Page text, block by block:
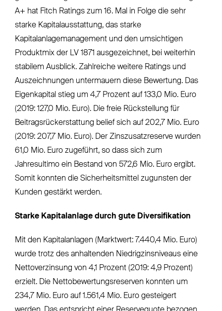
A+ hat Fitch Ratings zum 16. Mal in Folge die sehr
starke Kapitalausstattung, das starke
Kapitalanlagemanagement und den umsichtigen
Produktmix der LV 1871 ausgezeichnet, bei weiterhin
stabilem Ausblick. Zahlreiche weitere Ratings und
Auszeichnungen untermauern diese Bewertung. Das
Eigenkapital stieg um 4,7 Prozent auf 133,0 Mio. Euro
(2019: 127,0 Mio. Euro). Die freie Rückstellung für
Beitragsrückerstattung belief sich auf 202,7 Mio. Euro
(2019: 207,7 Mio. Euro). Der Zinszusatzreserve wurden
61,0 Mio. Euro zugeführt, so dass sich zum
Jahresultimo ein Bestand von 572,6 Mio. Euro ergibt.
Somit konnten die Sicherheitsmittel zugunsten der
Kunden gestärkt werden.
Starke Kapitalanlage durch gute Diversifikation
Mit den Kapitalanlagen (Marktwert: 7.440,4 Mio. Euro)
wurde trotz des anhaltenden Niedrigzinsniveaus eine
Nettoverzinsung von 4,1 Prozent (2019: 4,9 Prozent)
erzielt. Die Nettobewertungsreserven konnten um
234,7 Mio. Euro auf 1.561,4 Mio. Euro gesteigert